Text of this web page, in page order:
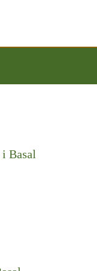
Basal